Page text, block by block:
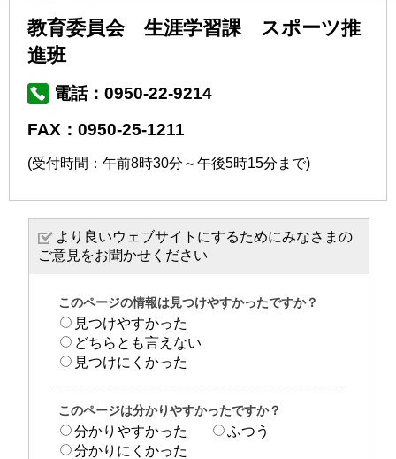
教育委員会 生涯学習課 スポーツ推
進班
電話：0950-22-9214
FAX：0950-25-1211
(受付時間：午前8時30分～午後5時15分まで)
より良いウェブサイトにするためにみなさまの
ご意見をお聞かせください
このページの情報は見つけやすかったですか？
見つけやすかった
どちらとも言えない
見つけにくかった
このページは分かりやすかったですか？
分かりやすかった
ふつう
分かりにくかった